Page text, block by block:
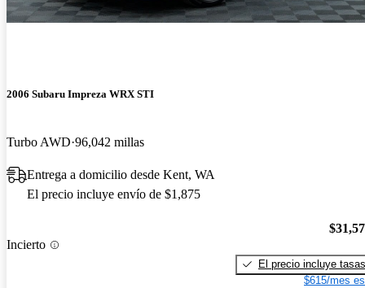
2006 Subaru Impreza WRX STI
Turbo AWD 96,042 millas
Entrega a domicilio desde Kent, WA
El precio incluye envío de $1,875
Incierto
El precio incluye tasas
$615/mes